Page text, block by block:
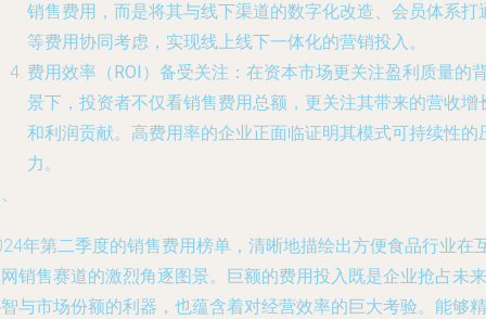
销售费用，而是将其与线下渠道的数字化改造、会员体系打
等费用协同考虑，实现线上线下一体化的营销投入。
费用效率（ROI）备受关注 ：在资本市场更关注盈利质量的
景下，投资者不仅看销售费用总额，更关注其带来的营收增
和利润贡献。高费用率的企业正面临证明其模式可持续性的
力。
年第二季度的销售费用榜单，清晰地描绘出方便食品行业在
销售赛道的激烈角逐图景。巨额的费用投入既是企业抢占未来
与市场份额的利器，也蕴含着对经营效率的巨大考验。能够精